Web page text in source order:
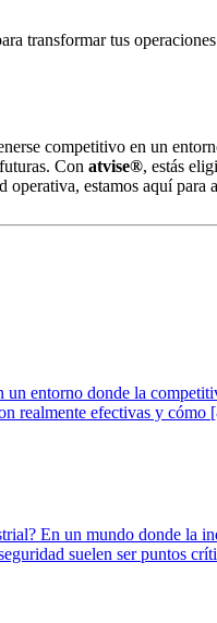
transformar tus
competitivo en un
Con atvise®, estás
estamos aquí para
entorno donde la
realmente efectivas y
En un mundo donde la
suelen ser puntos